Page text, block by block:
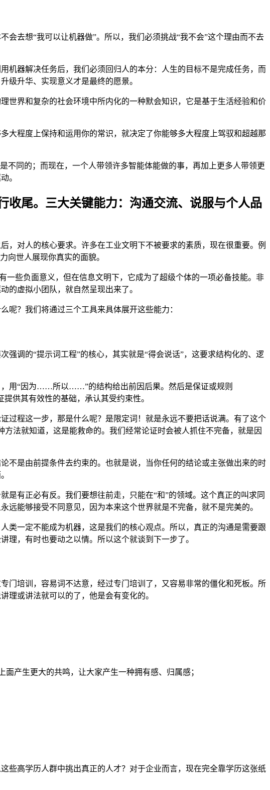
去想“我可以让机器做”。所以，我们必须挑战“我不会”这个理由而不去
机器解决任务后，我们必须回归人的本分：人生的目标不是完成任务，而
级升华、实现意义才是最终的愿景。
世界和复杂的社会环境中所内化的一种默会知识，它是基于生活经验和价
大程度上保持和运用你的常识，就决定了你能够多大程度上驾驭和超越那
不同的；而现在，一个人带领许多智能体能做的事，再加上更多人带领更
。
收尾。三大关键能力：沟通交流、说服与个人品
，对人的核心要求。许多在工业文明下不被要求的素质，现在很重要。例
向世人展现你真实的面貌。
一些负面意义，但在信息文明下，它成为了超级个体的一项必备技能。非
的虚拟小团队，就自然呈现出来了。
呢？我们将通过三个工具来具体展开这些能力：
调的“提示词工程”的核心，其实就是“得会说话”，这要求结构化的、逻
，用“因为……所以……”的结构给出前因后果。然后是保证或规则
供其有效性的基础，承认其受约束性。
过程这一步，那是什么呢？是限定词！就是永远不要把话说满。有了这个
方法就知道，这是能救命的。我们经常论证时会被人抓住不完备，就是因
不是由前提条件去约束的。也就是说，当你任何的结论或主张做出来的时
有正必有反。我们要想往前走，只能在“和”的领域。这个真正的叫求同
能够接受不同意见，因为本来这个世界就是不完备，就不是完美的。
类一定不能成为机器，这是我们的核心观点。所以，真正的沟通是需要跟
理，有时也要动之以情。所以这个就谈到下一步了。
门培训，容易词不达意，经过专门培训了，又容易非常的僵化和死板。所
理或讲法就可以的了，他是会有变化的。
产生更大的共鸣，让大家产生一种拥有感、归属感；
些高学历人群中挑出真正的人才？对于企业而言，现在完全靠学历这张纸